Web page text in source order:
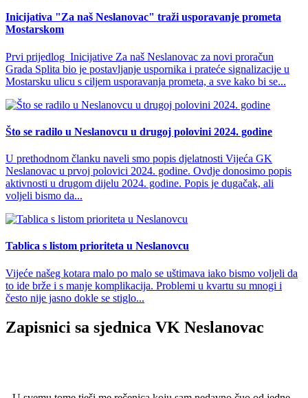
Inicijativa "Za naš Neslanovac" traži usporavanje prometa
Mostarskom
Prvi prijedlog Inicijative Za naš Neslanovac za novi proračun
Grada Splita bio je postavljanje uspornika i prateće signalizacije u
Mostarsku ulicu s ciljem usporavanja prometa, a sve kako bi se...
Što se radilo u Neslanovcu u drugoj polovini 2024. godine
U prethodnom članku naveli smo popis djelatnosti Vijeća GK
Neslanovac u prvoj polovici 2024. godine. Ovdje donosimo popis
aktivnosti u drugom dijelu 2024. godine. Popis je dugačak, ali
voljeli bismo da...
Tablica s listom prioriteta u Neslanovcu
Vijeće našeg kotara malo po malo se uštimava iako bismo voljeli da
to ide brže i s manje komplikacija. Problemi u kvartu su mnogi i
često nije jasno dokle se stiglo...
Zapisnici sa sjednica VK Neslanovac